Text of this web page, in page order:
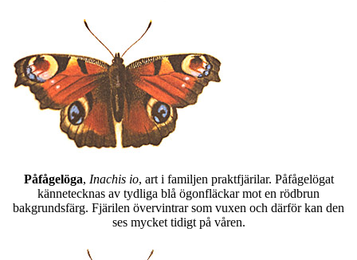
Påfågelöga, Inachis io, art i familjen praktfjärilar. Påfågelögat
kännetecknas av tydliga blå ögonfläckar mot en rödbrun
bakgrundsfärg. Fjärilen övervintrar som vuxen och därför kan den
ses mycket tidigt på våren.